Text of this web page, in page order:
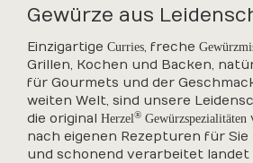
Gewürze aus
Einzigartige Curries, freche
Grillen, Kochen und Backen,
für Gourmets und der
weiten Welt, sind unsere
die original Herzel® Gewürzspezialitäten
nach eigenen Rezepturen für Sie
und schonend verarbeitet landet